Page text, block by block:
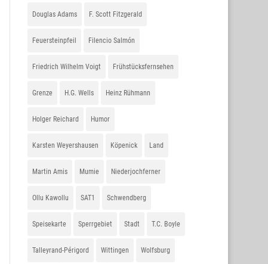
Douglas Adams F. Scott Fitzgerald
Feuersteinpfeil Filencio Salmón
Friedrich Wilhelm Voigt Frühstücksfernsehen
Grenze H.G. Wells Heinz Rühmann
Holger Reichard Humor
Karsten Weyershausen Köpenick Land
Martin Amis Mumie Niederjochferner
Ollu Kawollu SAT1 Schwendberg
Speisekarte Sperrgebiet Stadt T.C. Boyle
Talleyrand-Périgord Wittingen Wolfsburg